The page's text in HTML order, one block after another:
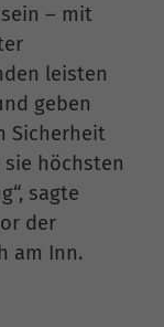
– mit
leisten
geben
Sicherheit
höchsten
sagte
der
am Inn.